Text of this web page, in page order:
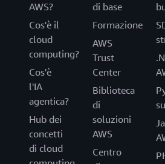
AWS?
Cos'è il
cloud
computing?
Cos'è
l'IA
agentica?
Hub dei
concetti
di cloud
di base
Formazione
AWS
Trust
Center
Biblioteca
di
soluzioni
AWS
Centro